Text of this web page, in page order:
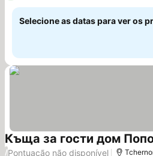
Selecione as datas para ver os
Къща за гости дом
/Pontuação não disponível